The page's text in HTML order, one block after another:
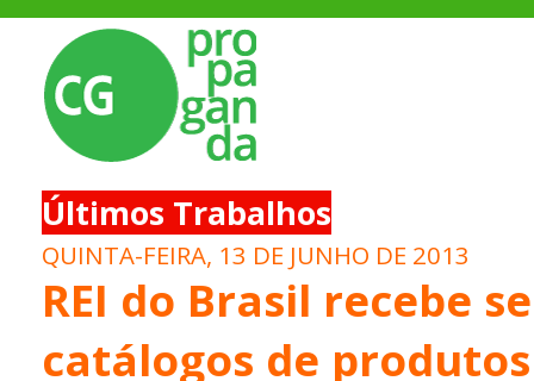
Últimos Trabalhos
QUINTA-FEIRA, 13 DE JUNHO DE 2013
REI do Brasil recebe
catálogos de